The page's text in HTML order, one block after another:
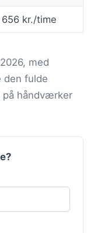
656 kr./time
med
den fulde
på håndværker